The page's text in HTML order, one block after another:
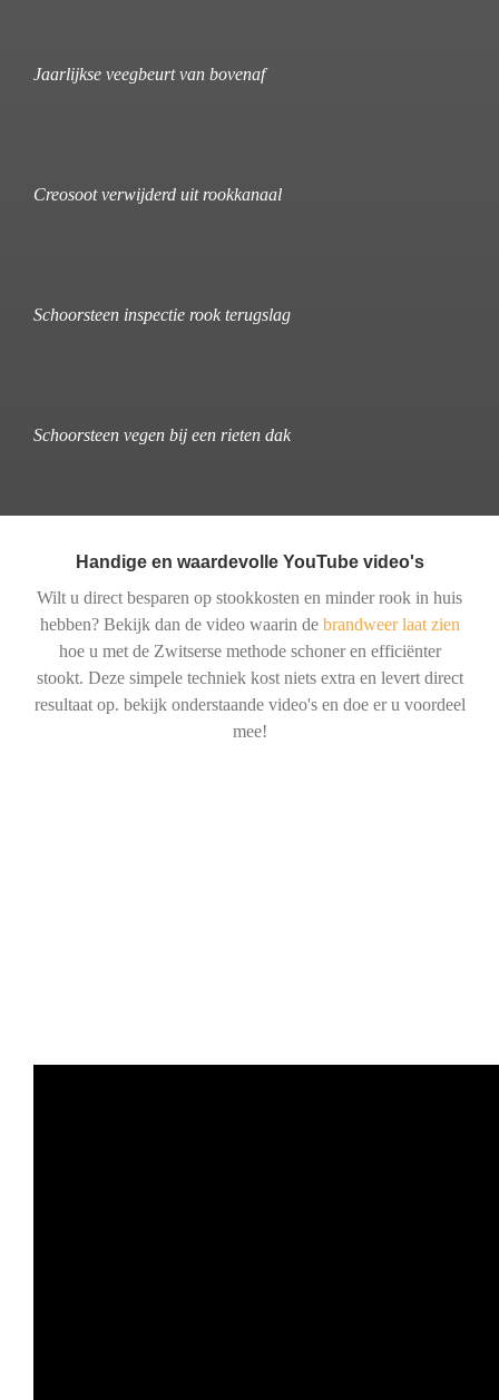
Jaarlijkse veegbeurt van bovenaf
Creosoot verwijderd uit rookkanaal
Schoorsteen inspectie rook terugslag
Schoorsteen vegen bij een rieten dak
Handige en waardevolle YouTube video's
Wilt u direct besparen op stookkosten en minder rook in huis
hebben? Bekijk dan de video waarin de brandweer laat zien
hoe u met de Zwitserse methode schoner en efficiënter
stookt. Deze simpele techniek kost niets extra en levert direct
resultaat op. bekijk onderstaande video's en doe er u voordeel
mee!